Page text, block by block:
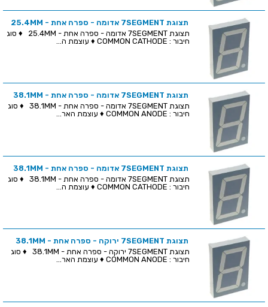
תצוגת 7SEGMENT אדומה - ספרה אחת - 25.4MM
תצוגת 7SEGMENT אדומה - ספרה אחת - 25.4MM ♦ סוג
חיבור : COMMON CATHODE ♦ עוצמת ה...
תצוגת 7SEGMENT אדומה - ספרה אחת - 38.1MM
תצוגת 7SEGMENT אדומה - ספרה אחת - 38.1MM ♦ סוג
חיבור : COMMON ANODE ♦ עוצמת האר...
תצוגת 7SEGMENT אדומה - ספרה אחת - 38.1MM
תצוגת 7SEGMENT אדומה - ספרה אחת - 38.1MM ♦ סוג
חיבור : COMMON CATHODE ♦ עוצמת ה...
תצוגת 7SEGMENT ירוקה - ספרה אחת - 38.1MM
תצוגת 7SEGMENT ירוקה - ספרה אחת - 38.1MM ♦ סוג
חיבור : COMMON ANODE ♦ עוצמת האר...